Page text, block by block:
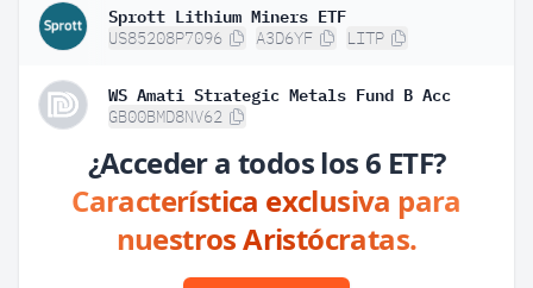
Sprott Lithium Miners ETF
US85208P7096 A3D6YF LITP
WS Amati Strategic Metals Fund B Acc
GB00BMD8NV62
¿Acceder a todos los 6 ETF?
Característica exclusiva para
nuestros Aristócratas.